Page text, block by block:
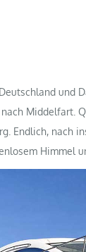
und
Middelfart.
Endlich, nach
Himmel